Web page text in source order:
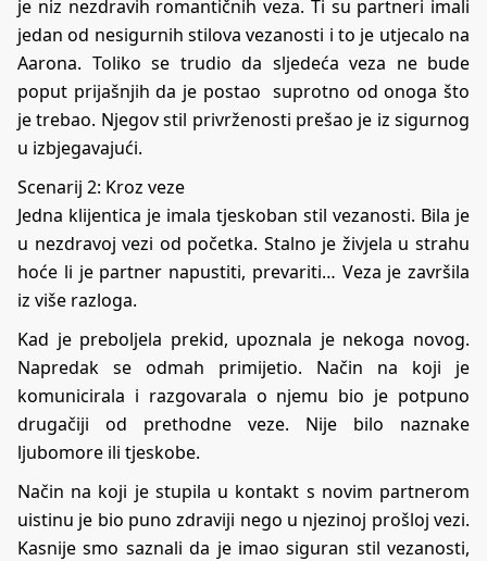
je niz nezdravih romantičnih veza. Ti su partneri imali
jedan od nesigurnih stilova vezanosti i to je utjecalo na
Aarona. Toliko se trudio da sljedeća veza ne bude
poput prijašnjih da je postao suprotno od onoga što
je trebao. Njegov stil privrženosti prešao je iz sigurnog
u izbjegavajući.
Scenarij 2: Kroz veze
Jedna klijentica je imala tjeskoban stil vezanosti. Bila je
u nezdravoj vezi od početka. Stalno je živjela u strahu
hoće li je partner napustiti, prevariti… Veza je završila
iz više razloga.
Kad je preboljela prekid, upoznala je nekoga novog.
Napredak se odmah primijetio. Način na koji je
komunicirala i razgovarala o njemu bio je potpuno
drugačiji od prethodne veze. Nije bilo naznake
ljubomore ili tjeskobe.
Način na koji je stupila u kontakt s novim partnerom
uistinu je bio puno zdraviji nego u njezinoj prošloj vezi.
Kasnije smo saznali da je imao siguran stil vezanosti,